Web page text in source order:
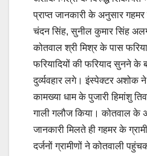
प्राप्त जानकारी के अनुसार
चंदन सिंह, सुनील कुमार सिंह
कोतवाल श्री मिश्र के पास
फरियादियों की फरियाद सुनने के
दुर्व्यवहार लगे। इंस्पेक्टर अशोक ने
कामख्या धाम के पुजारी हिमांशु
गाली गलौज किया। कोतवाल के
जानकारी मिलते ही गहमर के
दर्जनों ग्रामीणों ने कोतवाली